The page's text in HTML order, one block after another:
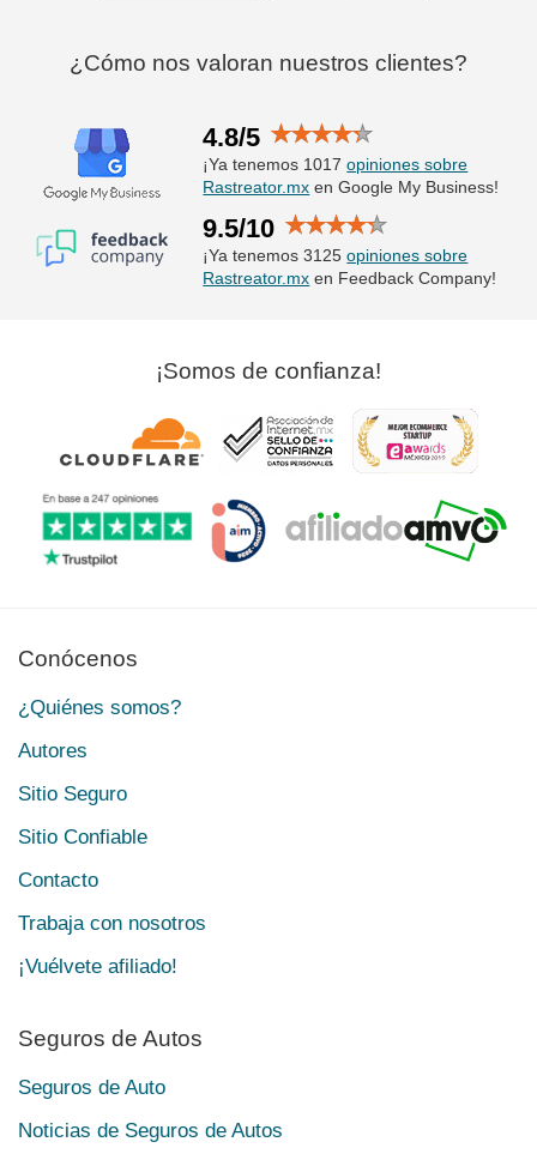
¿Cómo nos valoran nuestros clientes?
4.8/5
¡Ya tenemos 1017opiniones sobre
Rastreator.mx en Google My Business!
9.5/10
¡Ya tenemos 3125opiniones sobre
Rastreator.mx en Feedback Company!
¡Somos de confianza!
Conócenos
¿Quiénes somos?
Autores
Sitio Seguro
Sitio Confiable
Contacto
Trabaja con nosotros
¡Vuélvete afiliado!
Seguros de Autos
Seguros de Auto
Noticias de Seguros de Autos